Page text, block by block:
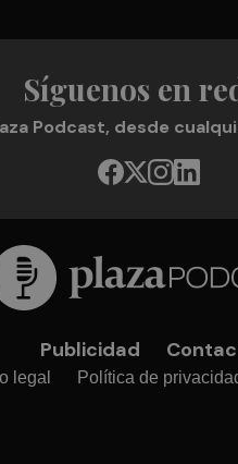
Síguenos en
Podcast, desde
Publicidad
legal Política de